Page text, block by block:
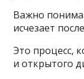
Важно
исчезает
Это процесс,
и открытого